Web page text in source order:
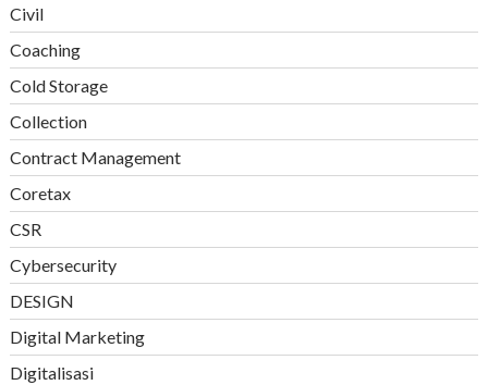
Civil
Coaching
Cold Storage
Collection
Contract Management
Coretax
CSR
Cybersecurity
DESIGN
Digital Marketing
Digitalisasi